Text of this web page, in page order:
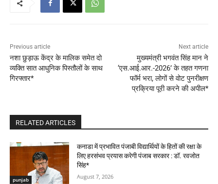
Previous article
नशा छुड़ाऊ केंद्र के मालिक समेत दो
व्यक्ति सात आधुनिक पिस्तौलों के साथ
गिरफ्तार*
Next article
मुख्यमंत्री भगवंत सिंह मान ने
‘एस.आई.आर.-2026’ के तहत गणना
फॉर्म भरा, लोगों से वोट पुनरीक्षण
प्रक्रिया पूरी करने की अपील*
RELATED ARTICLES
punjab
कनाडा में प्रभावित पंजाबी विद्यार्थियों के हितों की रक्षा के
लिए हरसंभव प्रयास करेगी पंजाब सरकार : डॉ. रवजोत
सिंह*
August 7, 2026